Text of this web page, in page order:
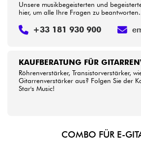
KAUFBERATUNG FÜR
Röhrenverstärker, Transistorverstärker,
Gitarrenverstärker aus? Folgen Sie der
Star's Music!
Unsere musikbegeisterten und
hier, um alle Ihre Fragen zu beantworten.
+33 181 930 900
COMBO FÜR E-